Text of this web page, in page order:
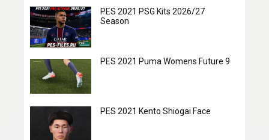
PES 2021 PSG Kits 2026/27
Season
PES 2021 Puma Womens Future 9
PES 2021 Kento Shiogai Face